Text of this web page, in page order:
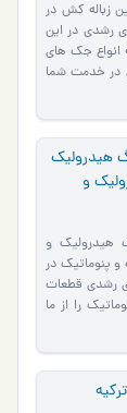
زباله کش در
ایران بازرگانی و ماشین سازی رشدی در این
انواع جک های
در خدمت شما
هیدرولیک
و
هیدرولیک و
و پنوماتیک در
ایران بازرگانی و ماشین سازی رشدی قطعات
را از ما